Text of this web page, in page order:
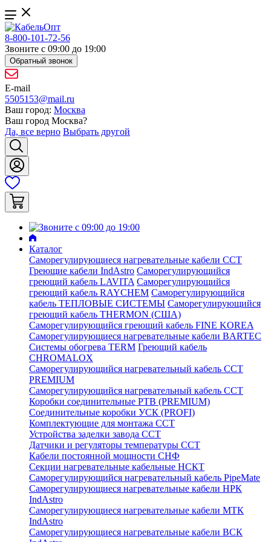
8-800-101-72-56
Звоните с 09:00 до 19:00
Обратный звонок
E-mail
5505153@mail.ru
Ваш город: Москва
Ваш город Москва?
Да, все верно Выбрать другой
Каталог
Саморегулирующиеся нагревательные кабели ССТ
Греющие кабели IndAstro Саморегулирующийся
греющий кабель LAVITA Саморегулирующийся
греющий кабель RAYCHEM Саморегулирующийся
кабель ТЕПЛОВЫЕ СИСТЕМЫ Саморегулирующийся
греющий кабель THERMON (США)
Саморегулирующийся греющий кабель FINE KOREA
Саморегулирующиеся нагревательные кабели BARTEC
Системы обогрева TERM Греющий кабель
CHROMALOX
Саморегулирующийся нагревательный кабель ССТ
PREMIUM
Саморегулирующийся нагревательный кабель ССТ
Коробки соединительные РТВ (PREMIUM)
Соединительные коробки УСК (PROFI)
Комплектующие для монтажа ССТ
Устройства заделки завода ССТ
Датчики и регуляторы температуры ССТ
Кабели постоянной мощности СНФ
Секции нагревательные кабельные НСКТ
Саморегулирующийся нагревательный кабель PipeMate
Саморегулирующиеся нагревательные кабели НРК
IndAstro
Саморегулирующиеся нагревательные кабели МТК
IndAstro
Саморегулирующиеся нагревательные кабели ВСК